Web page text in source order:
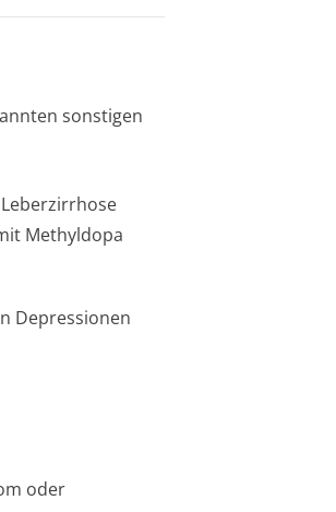
sonstigen
Methyldopa
Depressionen
oder